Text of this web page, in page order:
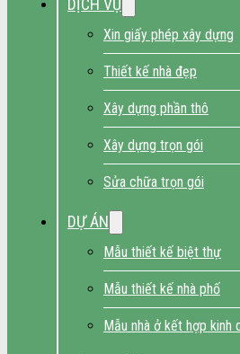
Xin giấy phép xây dựng
Thiết kế nhà đẹp
Xây dựng phần thô
Xây dựng trọn gói
Sửa chữa trọn gói
DỰ ÁN
Mẫu thiết kế biệt thự
Mẫu thiết kế nhà phố
Mẫu nhà ở kết hợp kinh